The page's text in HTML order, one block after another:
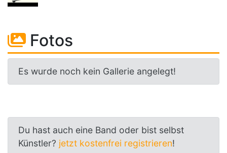
Fotos
Es wurde noch kein Gallerie angelegt!
Du hast auch eine Band oder bist selbst
Künstler? jetzt kostenfrei registrieren!